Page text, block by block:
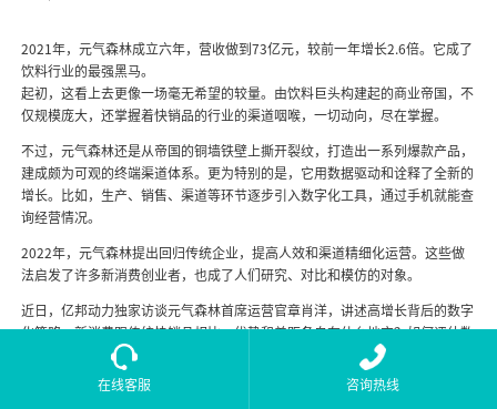
2021年，元气森林成立六年，营收做到73亿元，较前一年增长2.6倍。它成了
饮料行业的最强黑马。
起初，这看上去更像一场毫无希望的较量。由饮料巨头构建起的商业帝国，不
仅规模庞大，还掌握着快销品的行业的渠道咽喉，一切动向，尽在掌握。
不过，元气森林还是从帝国的铜墙铁壁上撕开裂纹，打造出一系列爆款产品，
建成颇为可观的终端渠道体系。更为特别的是，它用数据驱动和诠释了全新的
增长。比如，生产、销售、渠道等环节逐步引入数字化工具，通过手机就能查
询经营情况。
2022年，元气森林提出回归传统企业，提高人效和渠道精细化运营。这些做
法启发了许多新消费创业者，也成了人们研究、对比和模仿的对象。
近日，亿邦动力独家访谈元气森林首席运营官章肖洋，讲述高增长背后的数字
化策略，新消费跟传统快销品相比，优势和差距各自在什么地方？如何评估数
字化的投入与产出？如何让数字化工具高频使用？
在线客服 咨询热线